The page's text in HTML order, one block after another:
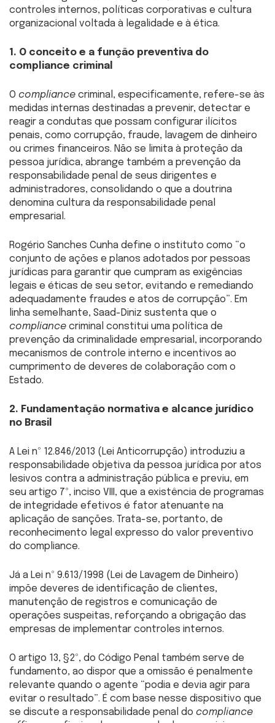
controles internos, políticas corporativas e cultura
organizacional voltada à legalidade e à ética.
1. O conceito e a função preventiva do
compliance criminal
O compliance criminal, especificamente, refere-se às
medidas internas destinadas a prevenir, detectar e
reagir a condutas que possam configurar ilícitos
penais, como corrupção, fraude, lavagem de dinheiro
ou crimes financeiros. Não se limita à proteção da
pessoa jurídica, abrange também a prevenção da
responsabilidade penal de seus dirigentes e
administradores, consolidando o que a doutrina
denomina cultura da responsabilidade penal
empresarial.
Rogério Sanches Cunha define o instituto como “o
conjunto de ações e planos adotados por pessoas
jurídicas para garantir que cumpram as exigências
legais e éticas de seu setor, evitando e remediando
adequadamente fraudes e atos de corrupção”. Em
linha semelhante, Saad-Diniz sustenta que o
compliance criminal constitui uma política de
prevenção da criminalidade empresarial, incorporando
mecanismos de controle interno e incentivos ao
cumprimento de deveres de colaboração com o
Estado.
2. Fundamentação normativa e alcance jurídico
no Brasil
A Lei nº 12.846/2013 (Lei Anticorrupção) introduziu a
responsabilidade objetiva da pessoa jurídica por atos
lesivos contra a administração pública e previu, em
seu artigo 7º, inciso VIII, que a existência de programas
de integridade efetivos é fator atenuante na
aplicação de sanções. Trata-se, portanto, de
reconhecimento legal expresso do valor preventivo
do compliance.
Já a Lei nº 9.613/1998 (Lei de Lavagem de Dinheiro)
impõe deveres de identificação de clientes,
manutenção de registros e comunicação de
operações suspeitas, reforçando a obrigação das
empresas de implementar controles internos.
O artigo 13, §2º, do Código Penal também serve de
fundamento, ao dispor que a omissão é penalmente
relevante quando o agente “podia e devia agir para
evitar o resultado”. É com base nesse dispositivo que
se discute a responsabilidade penal do compliance